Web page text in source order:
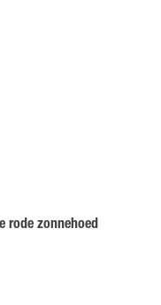
rode zonnehoed